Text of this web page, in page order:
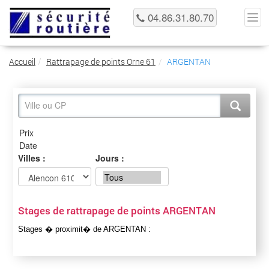
04.86.31.80.70
Accueil Rattrapage de points Orne 61 ARGENTAN
Villes : Jours :
Stages de rattrapage de points ARGENTAN
Stages � proximit� de ARGENTAN :